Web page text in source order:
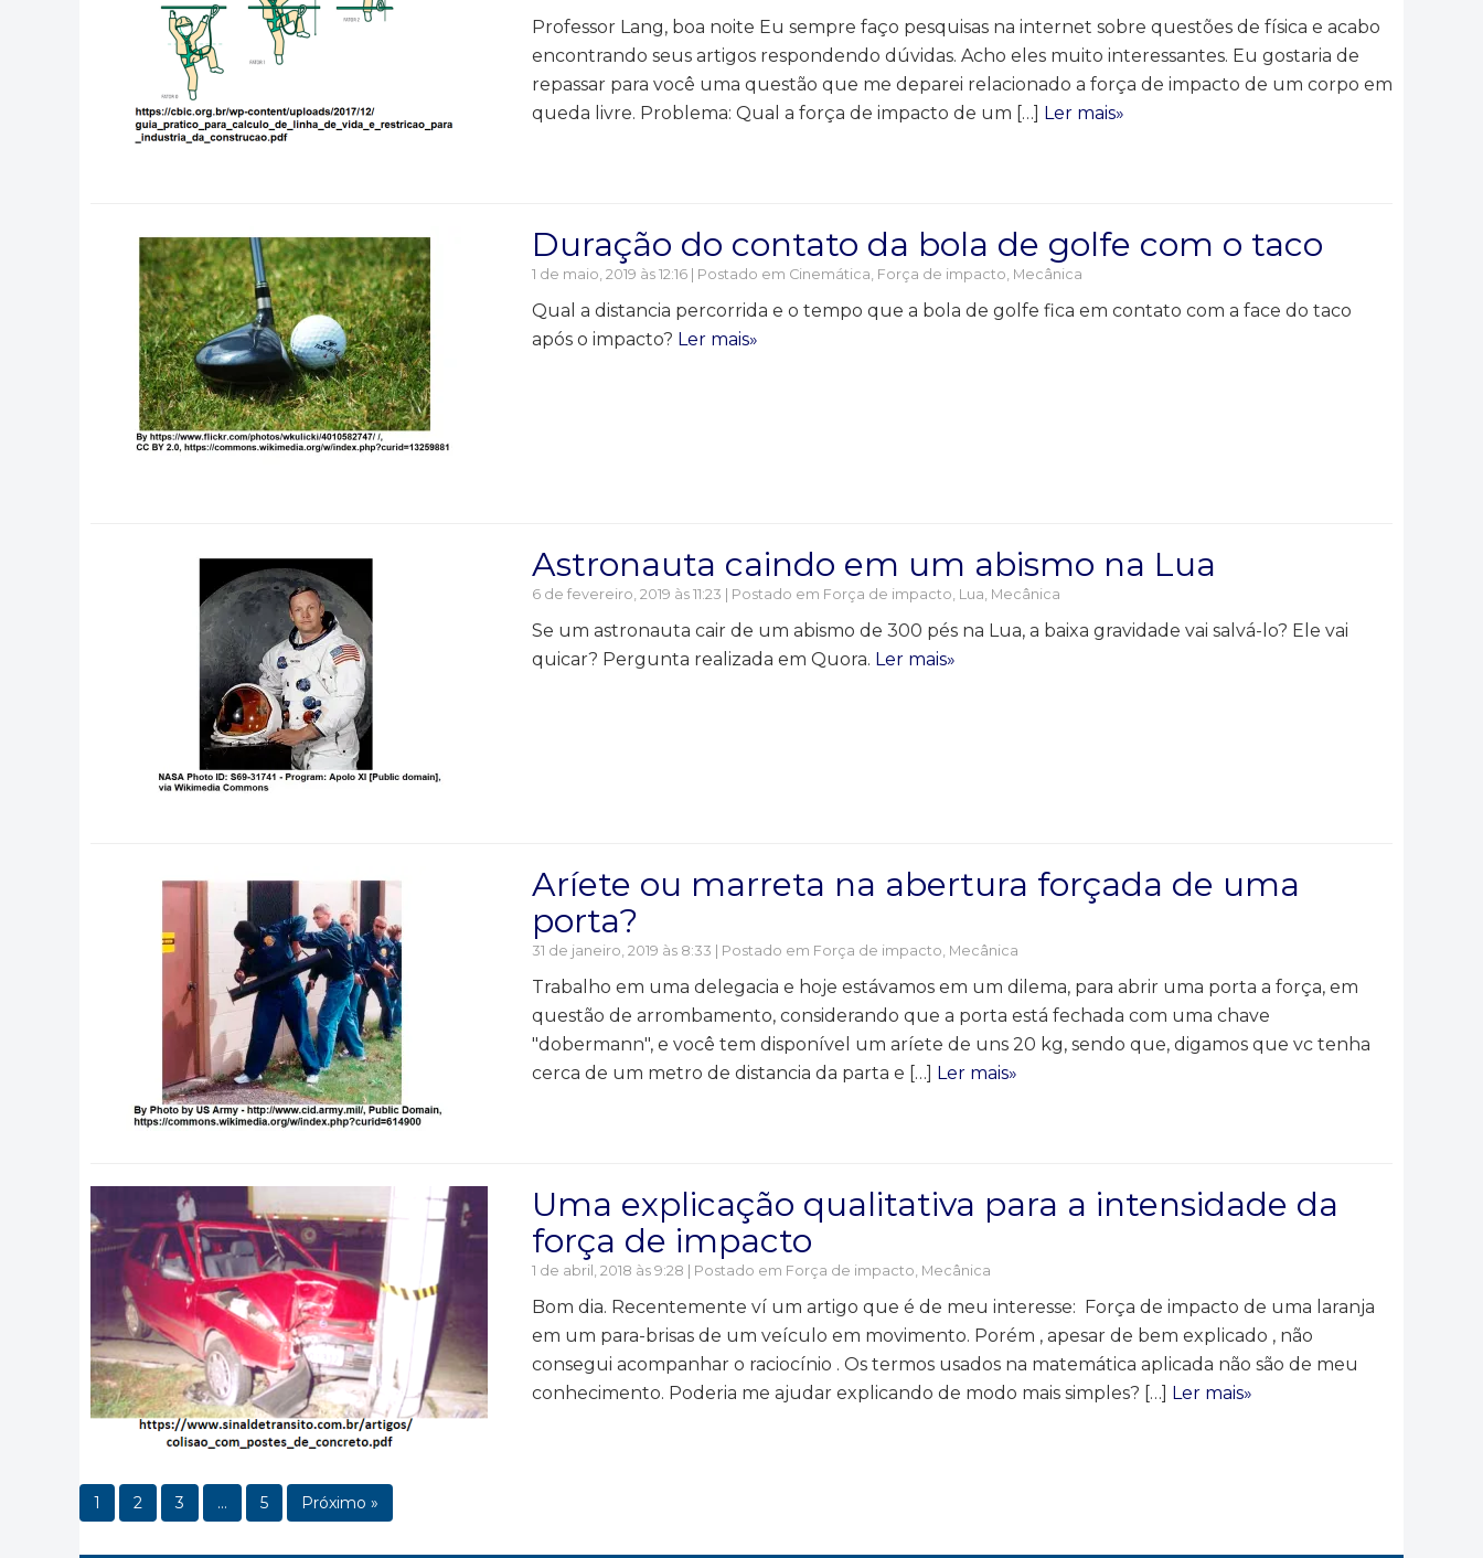
Professor Lang, boa noite Eu sempre faço pesquisas na internet sobre questões de física e acabo
encontrando seus artigos respondendo dúvidas. Acho eles muito interessantes. Eu gostaria de
repassar para você uma questão que me deparei relacionado a força de impacto de um corpo em
queda livre. Problema: Qual a força de impacto de um […] Ler mais»
Duração do contato da bola de golfe com o taco
1 de maio, 2019 às 12:16 | Postado em Cinemática, Força de impacto, Mecânica
Qual a distancia percorrida e o tempo que a bola de golfe fica em contato com a face do taco
após o impacto? Ler mais»
Astronauta caindo em um abismo na Lua
6 de fevereiro, 2019 às 11:23 | Postado em Força de impacto, Lua, Mecânica
Se um astronauta cair de um abismo de 300 pés na Lua, a baixa gravidade vai salvá-lo? Ele vai
quicar? Pergunta realizada em Quora. Ler mais»
Aríete ou marreta na abertura forçada de uma
porta?
31 de janeiro, 2019 às 8:33 | Postado em Força de impacto, Mecânica
Trabalho em uma delegacia e hoje estávamos em um dilema, para abrir uma porta a força, em
questão de arrombamento, considerando que a porta está fechada com uma chave
"dobermann", e você tem disponível um aríete de uns 20 kg, sendo que, digamos que vc tenha
cerca de um metro de distancia da parta e […] Ler mais»
Uma explicação qualitativa para a intensidade da
força de impacto
1 de abril, 2018 às 9:28 | Postado em Força de impacto, Mecânica
Bom dia. Recentemente ví um artigo que é de meu interesse: Força de impacto de uma laranja
em um para-brisas de um veículo em movimento. Porém , apesar de bem explicado , não
consegui acompanhar o raciocínio . Os termos usados na matemática aplicada não são de meu
conhecimento. Poderia me ajudar explicando de modo mais simples? […] Ler mais»
1 2 3 … 5 Próximo »